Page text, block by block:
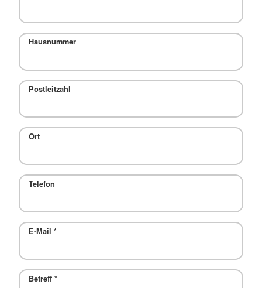
Hausnummer
Postleitzahl
Ort
Telefon
E-Mail *
Betreff *